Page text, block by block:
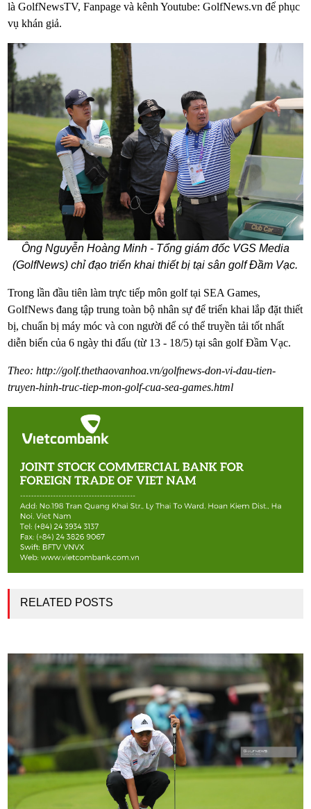
là GolfNewsTV, Fanpage và kênh Youtube: GolfNews.vn để phục
vụ khán giả.
Ông Nguyễn Hoàng Minh - Tổng giám đốc VGS Media
(GolfNews) chỉ đạo triển khai thiết bị tại sân golf Đầm Vạc.
Trong lần đầu tiên làm trực tiếp môn golf tại SEA Games,
GolfNews đang tập trung toàn bộ nhân sự để triển khai lắp đặt thiết
bị, chuẩn bị máy móc và con người để có thể truyền tải tốt nhất
diễn biến của 6 ngày thi đấu (từ 13 - 18/5) tại sân golf Đầm Vạc.
Theo: http://golf.thethaovanhoa.vn/golfnews-don-vi-dau-tien-
truyen-hinh-truc-tiep-mon-golf-cua-sea-games.html
RELATED POSTS